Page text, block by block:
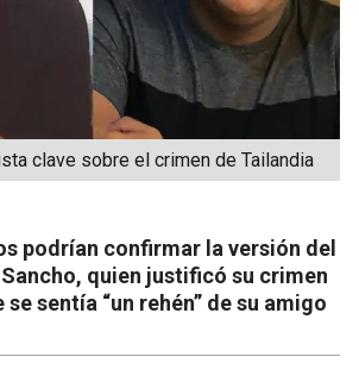
clave sobre el crimen de Tailandia
podrían confirmar la versión del
quien justificó su crimen
sentía “un rehén” de su amigo